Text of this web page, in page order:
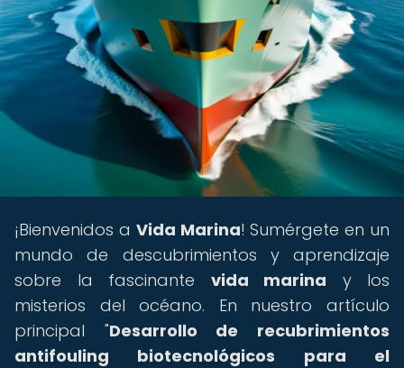
¡Bienvenidos a Vida Marina! Sumérgete en un
mundo de descubrimientos y aprendizaje
sobre la fascinante vida marina y los
misterios del océano. En nuestro artículo
principal "Desarrollo de recubrimientos
antifouling biotecnológicos para el